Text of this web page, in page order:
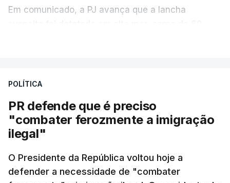
Em comunicado, a PJ avança que a lancha
desencadeando uma ação de prevenção
articulação com a Marinha, a Autoridade Marítima
Nacional e a Força Aérea.
apreendida mais cocaína até ao momento de que
em todo o ano de 2025.
POLÍTICA
PR defende que é preciso
"combater ferozmente a imigração
ilegal"
O Presidente da República voltou hoje a
defender a necessidade de "combater